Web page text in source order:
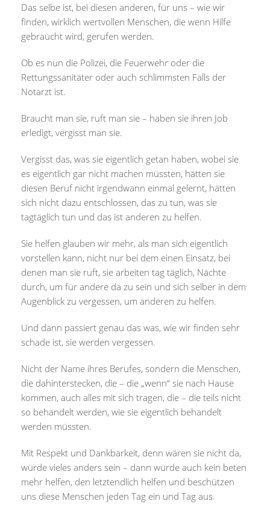
Das selbe ist, bei diesen anderen, für uns – wie wir
finden, wirklich wertvollen Menschen, die wenn Hilfe
gebraucht wird, gerufen werden.
Ob es nun die Polizei, die Feuerwehr oder die
Rettungssanitäter oder auch schlimmsten Falls der
Notarzt ist.
Braucht man sie, ruft man sie – haben sie ihren Job
erledigt, vergisst man sie.
Vergisst das, was sie eigentlich getan haben, wobei sie
es eigentlich gar nicht machen müssten, hätten sie
diesen Beruf nicht irgendwann einmal gelernt, hätten
sich nicht dazu entschlossen, das zu tun, was sie
tagtäglich tun und das ist anderen zu helfen.
Sie helfen glauben wir mehr, als man sich eigentlich
vorstellen kann, nicht nur bei dem einen Einsatz, bei
denen man sie ruft, sie arbeiten tag täglich, Nächte
durch, um für andere da zu sein und sich selber in dem
Augenblick zu vergessen, um anderen zu helfen.
Und dann passiert genau das was, wie wir finden sehr
schade ist, sie werden vergessen.
Nicht der Name ihres Berufes, sondern die Menschen,
die dahinterstecken, die – die „wenn“ sie nach Hause
kommen, auch alles mit sich tragen, die – die teils nicht
so behandelt werden, wie sie eigentlich behandelt
werden müssten.
Mit Respekt und Dankbarkeit, denn wären sie nicht da,
würde vieles anders sein – dann würde auch kein beten
mehr helfen, den letztendlich helfen und beschützen
uns diese Menschen jeden Tag ein und Tag aus.